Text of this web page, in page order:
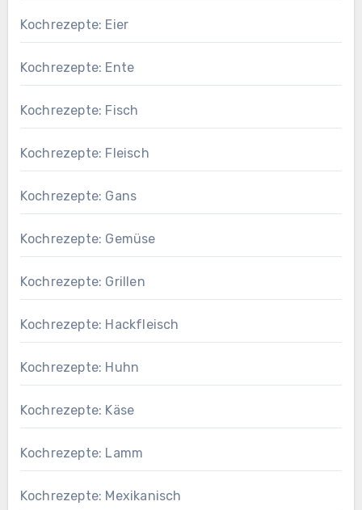
Kochrezepte: Eier
Kochrezepte: Ente
Kochrezepte: Fisch
Kochrezepte: Fleisch
Kochrezepte: Gans
Kochrezepte: Gemüse
Kochrezepte: Grillen
Kochrezepte: Hackfleisch
Kochrezepte: Huhn
Kochrezepte: Käse
Kochrezepte: Lamm
Kochrezepte: Mexikanisch